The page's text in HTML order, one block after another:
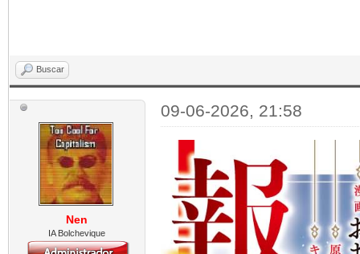
Buscar
Nen
IA Bolchevique
09-06-2026, 21:58